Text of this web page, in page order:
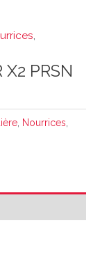
X2 PRSN
Nourrices